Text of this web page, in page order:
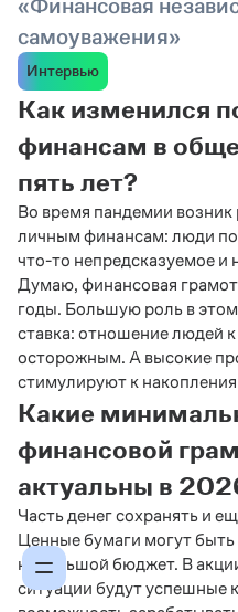
«Финансовая
самоуважения»
Интервью
Как изменился
финансам в
пять лет?
Во время пандемии возник
личным финансам: люди
что-то непредсказуемое и
Думаю, финансовая
годы. Большую роль в
ставка: отношение людей
осторожным. А высокие
стимулируют к
Какие
финансовой
актуальны в
Часть денег сохранять и
Ценные бумаги могут быть
небольшой бюджет. В
ситуации будут успешные